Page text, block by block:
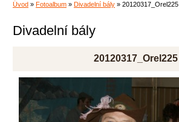
Úvod » Fotoalbum » Divadelní bály » 20120317_Orel225
Divadelní bály
20120317_Orel225